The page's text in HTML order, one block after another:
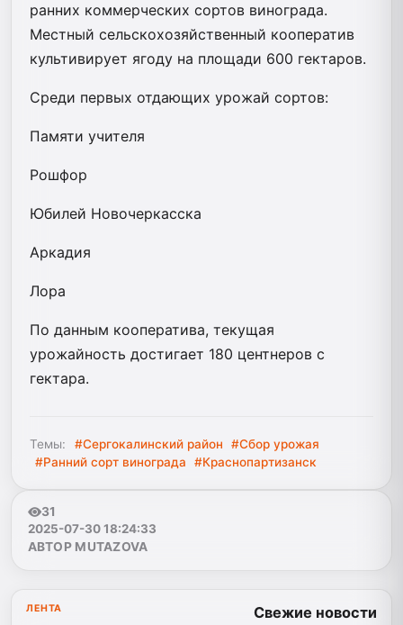
ранних коммерческих сортов винограда.
Местный сельскохозяйственный кооператив
культивирует ягоду на площади 600 гектаров.
Среди первых отдающих урожай сортов:
Памяти учителя
Рошфор
Юбилей Новочеркасска
Аркадия
Лора
По данным кооператива, текущая
урожайность достигает 180 центнеров с
гектара.
Темы: #Сергокалинский район
#Сбор урожая
#Ранний сорт винограда
#Краснопартизанск
31
2025-07-30 18:24:33
АВТОР MUTAZOVA
ЛЕНТА Свежие новости